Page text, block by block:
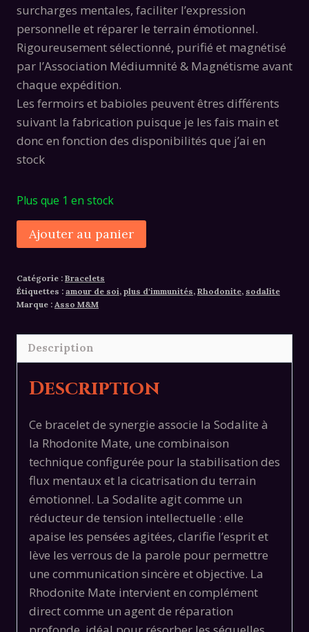
surcharges mentales, faciliter l’expression
personnelle et réparer le terrain émotionnel.
Rigoureusement sélectionné, purifié et magnétisé
par l’Association Médiumnité & Magnétisme avant
chaque expédition.
Les fermoirs et babioles peuvent êtres différents
suivant la fabrication puisque je les fais main et
donc en fonction des disponibilités que j’ai en
stock
Plus que 1 en stock
quantité
de
sodalite
et
mate
Ajouter au panier
Catégorie : Bracelets
Étiquettes : amour de soi, plus d'immunités, Rhodonite, sodalite
Marque : Asso M&M
Description
Description
Ce bracelet de synergie associe la Sodalite à
la Rhodonite Mate, une combinaison
technique configurée pour la stabilisation des
flux mentaux et la cicatrisation du terrain
émotionnel. La Sodalite agit comme un
réducteur de tension intellectuelle : elle
apaise les pensées agitées, clarifie l’esprit et
lève les verrous de la parole pour permettre
une communication sincère et objective. La
Rhodonite Mate intervient en complément
direct comme un agent de réparation